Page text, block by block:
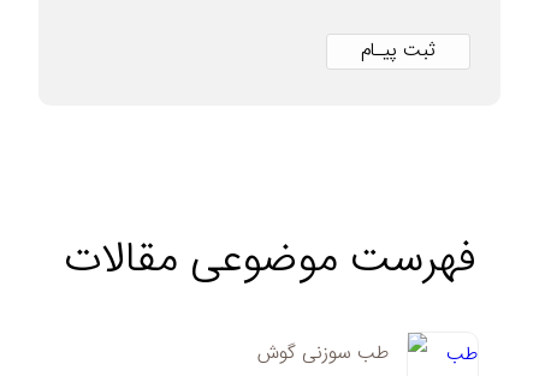
فهرست موضوعی مقالات
طب سوزنی گوش